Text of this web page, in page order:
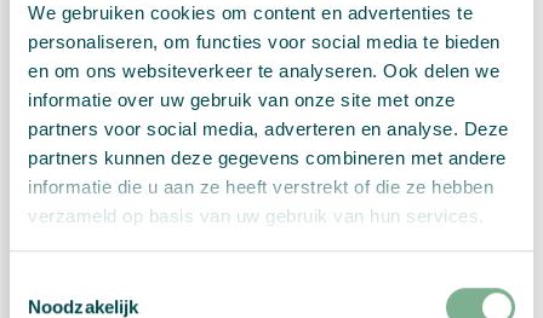
We gebruiken cookies om content en advertenties te
personaliseren, om functies voor social media te bieden
en om ons websiteverkeer te analyseren. Ook delen we
informatie over uw gebruik van onze site met onze
partners voor social media, adverteren en analyse. Deze
partners kunnen deze gegevens combineren met andere
informatie die u aan ze heeft verstrekt of die ze hebben
verzameld op basis van uw gebruik van hun services.
Noodzakelijk
Kreis-Flyer